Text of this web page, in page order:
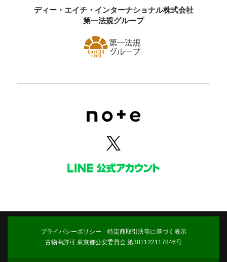
ディー・エイチ・インターナショナル株式会社
第一法規グループ
プライバシーポリシー
特定商取引法等に基づく表示
古物商許可 東京都公安委員会 第301122117846号